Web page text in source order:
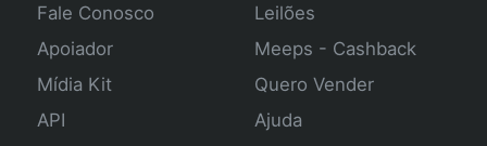
Fale Conosco
Apoiador
Mídia Kit
API
Leilões
Meeps - Cashback
Quero Vender
Ajuda